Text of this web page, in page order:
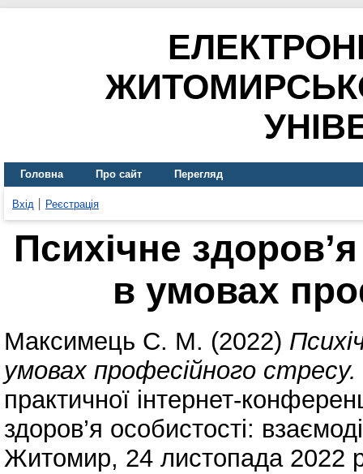
Головна Про сайт Перегляд
Вхід Реєстрація
Психічне
в умовах
Максимець С. М. (2022)
умовах професійного стресу.
практичної інтернет-
здоров’я особистості:
Житомир, 24 листопада 2022